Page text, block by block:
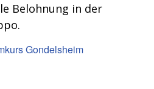
Belohnung in der